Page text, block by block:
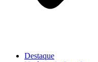
Destaque